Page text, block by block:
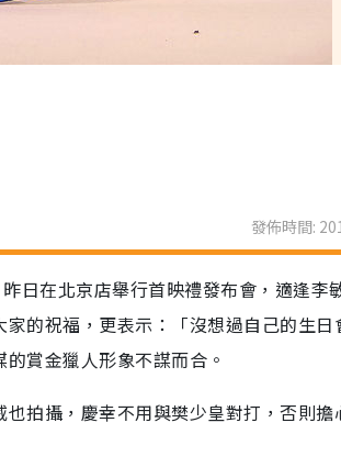
發佈時間:
日在北京店舉行首映禮發布會，適逢李
的祝福，更表示：「沒想過自己的生日
賞金獵人形象不謀而合。
拍攝，慶幸不用與樊少皇對打，否則擔